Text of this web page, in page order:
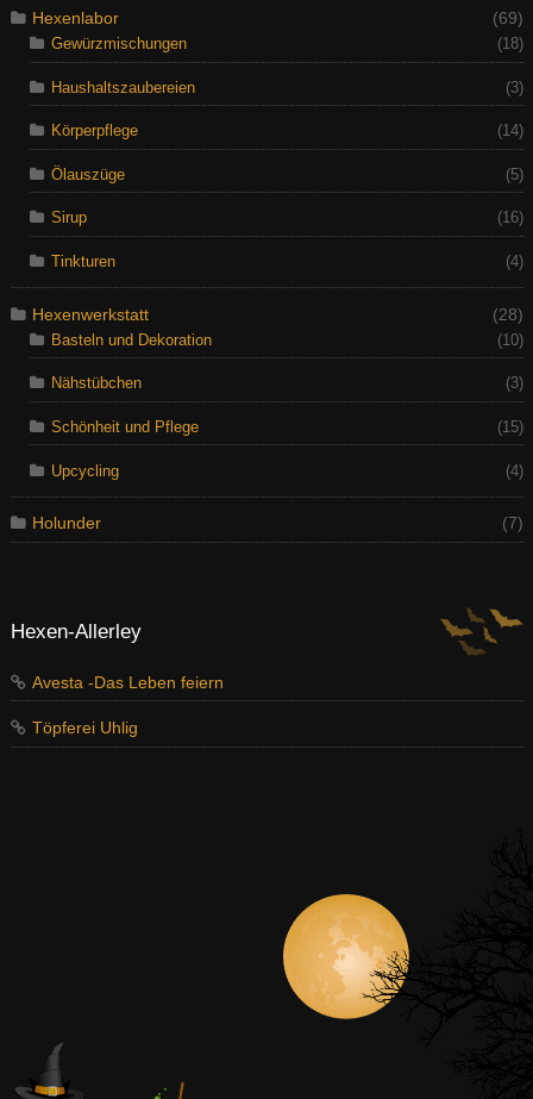
Hexenlabor
(69)
Gewürzmischungen
(18)
Haushaltszaubereien (3)
Körperpflege (14)
Ölauszüge (5)
Sirup (16)
Tinkturen (4)
Hexenwerkstatt
(28)
Basteln und Dekoration
(10)
Nähstübchen (3)
Schönheit und Pflege (15)
Upcycling (4)
Holunder (7)
Hexen-Allerley
Avesta -Das Leben feiern
Töpferei Uhlig